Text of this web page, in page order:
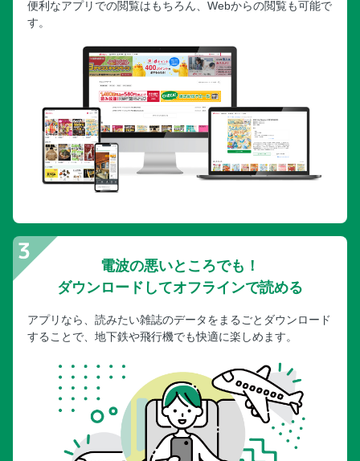
便利なアプリでの閲覧はもちろん、Webからの閲覧も可能で
す。
電波の悪いところでも！
ダウンロードしてオフラインで読める
アプリなら、読みたい雑誌のデータをまるごとダウンロード
することで、地下鉄や飛行機でも快適に楽しめます。